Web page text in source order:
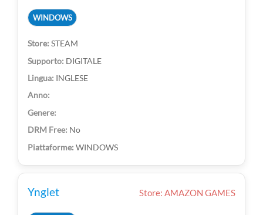
WINDOWS
STEAM
DIGITALE
INGLESE
No
WINDOWS
Ynglet Store: AMAZON GAMES